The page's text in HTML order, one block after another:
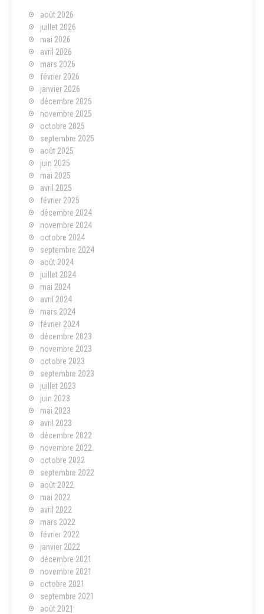
août 2026
juillet 2026
mai 2026
avril 2026
mars 2026
février 2026
janvier 2026
décembre 2025
novembre 2025
octobre 2025
septembre 2025
août 2025
juin 2025
mai 2025
avril 2025
février 2025
décembre 2024
novembre 2024
octobre 2024
septembre 2024
août 2024
juillet 2024
mai 2024
avril 2024
mars 2024
février 2024
décembre 2023
novembre 2023
octobre 2023
septembre 2023
juillet 2023
juin 2023
mai 2023
avril 2023
décembre 2022
novembre 2022
octobre 2022
septembre 2022
août 2022
mai 2022
avril 2022
mars 2022
février 2022
janvier 2022
décembre 2021
novembre 2021
octobre 2021
septembre 2021
août 2021